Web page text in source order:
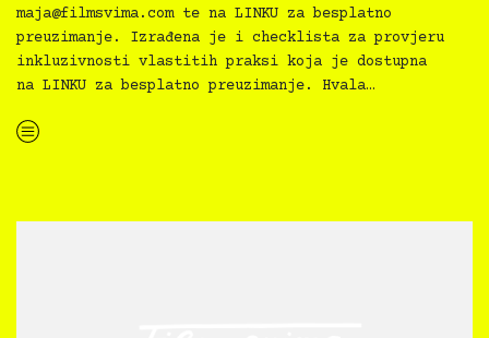
maja@filmsvima.comte na LINKU za besplatno
preuzimanje. Izrađena je i checklista za provjeru
inkluzivnosti vlastitih praksi koja je dostupna
na LINKU za besplatno preuzimanje. Hvala…
“Kultura svima — Smjernice za inkluzivne kulturne prakse”